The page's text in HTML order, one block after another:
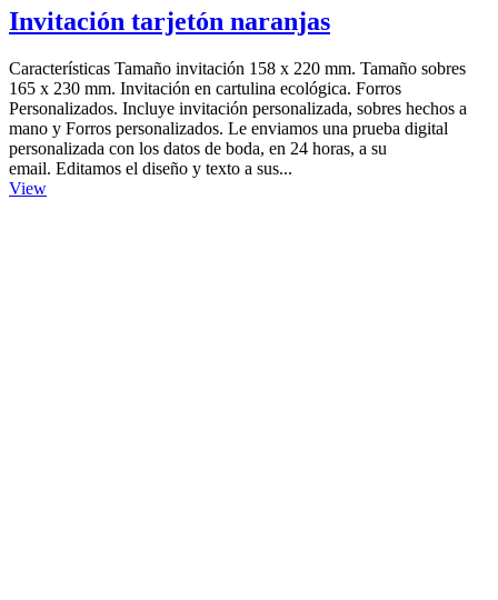
Invitación tarjetón naranjas
Características Tamaño invitación 158 x 220 mm. Tamaño sobres
165 x 230 mm. Invitación en cartulina ecológica. Forros
Personalizados. Incluye invitación personalizada, sobres hechos a
mano y Forros personalizados. Le enviamos una prueba digital
personalizada con los datos de boda, en 24 horas, a su
email. Editamos el diseño y texto a sus...
View